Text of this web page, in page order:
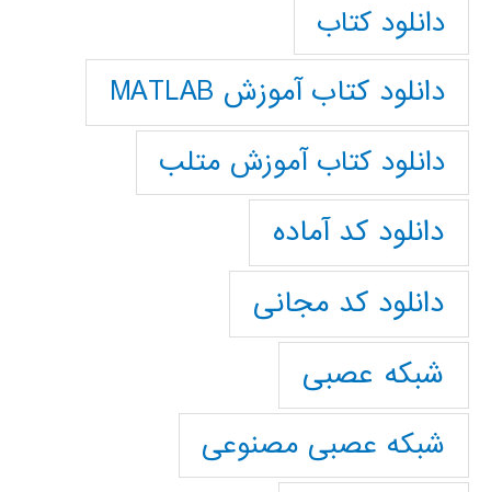
دانلود کتاب
دانلود کتاب آموزش MATLAB
دانلود کتاب آموزش متلب
دانلود کد آماده
دانلود کد مجانی
شبکه عصبی
شبکه عصبی مصنوعی